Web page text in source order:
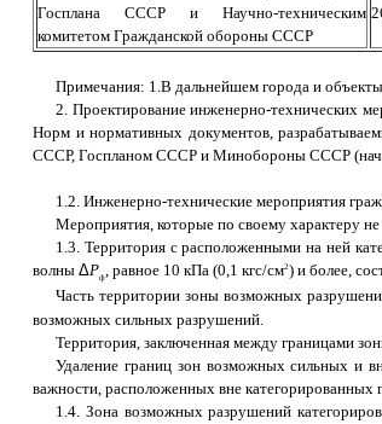
Госплана СССР и Научно-техническим
комитетом Гражданской обороны СССР
Примечания: 1.В дальнейшем города и
2. Проектирование инженерно-технических
Норм и нормативных документов,
СССР, Госпланом СССР и Минобороны СССР
1.2. Инженерно-технические мероприятия
Мероприятия, которые по своему характеру
1.3. Территория с расположенными на ней
волны ΔРф, равное 10 кПа (0,1 кгс/см2) и более,
Часть территории зоны возможных
возможных сильных разрушений.
Территория, заключенная между границами
Удаление границ зон возможных сильных и
важности, расположенных вне категорированных
1.4. Зона возможных разрушений